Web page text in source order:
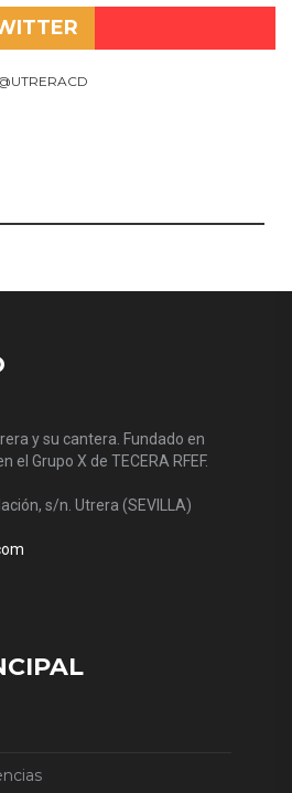
y su cantera. Fundado en
el Grupo X de TECERA RFEF.
s/n. Utrera (SEVILLA)